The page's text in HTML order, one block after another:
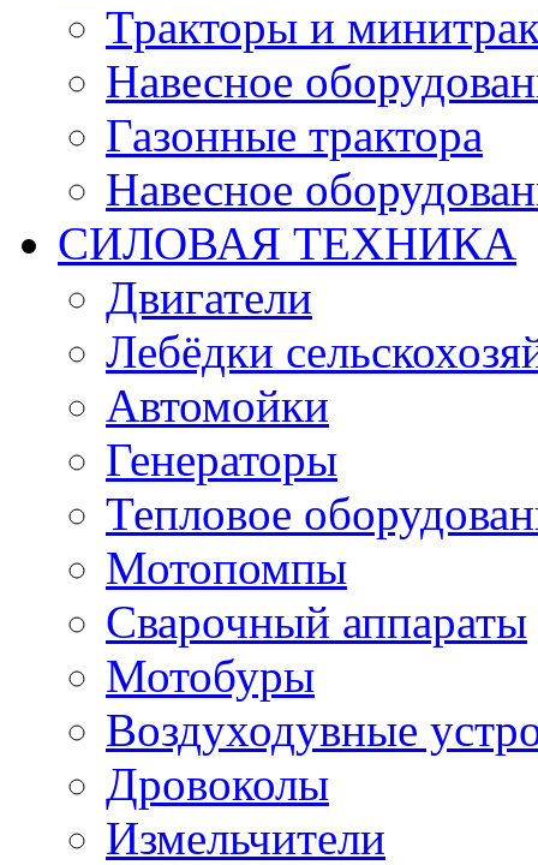
Тракторы и
Навесное
Газонные трактора
Навесное
СИЛОВАЯ ТЕХНИКА
Двигатели
Лебёдки
Автомойки
Генераторы
Тепловое
Мотопомпы
Сварочный аппараты
Мотобуры
Воздуходувные
Дровоколы
Измельчители